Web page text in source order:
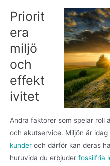
Priorit
era
miljö
och
effekt
ivitet
Andra faktorer som spelar roll
och akutservice. Miljön är idag
kunder och därför kan deras
huruvida du erbjuder fossilfria